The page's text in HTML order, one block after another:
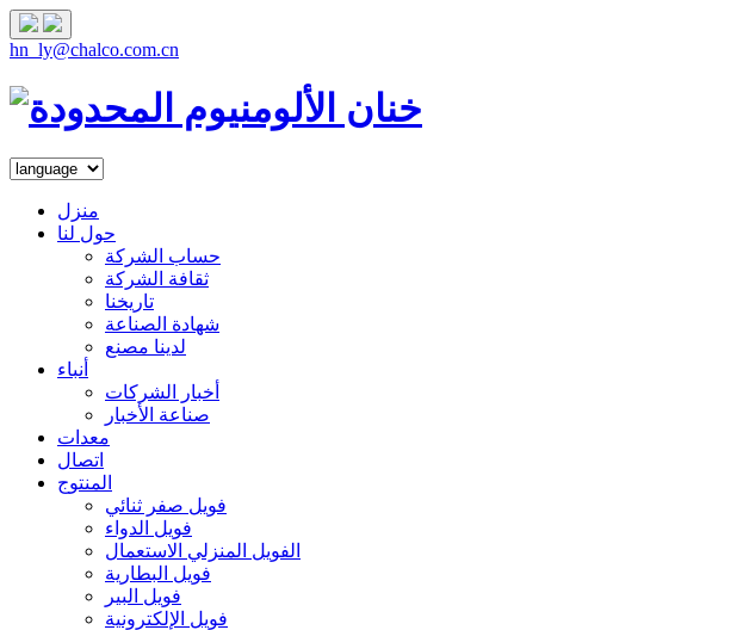
hn_ly@chalco.com.cn
منزل
حول لنا
حساب الشركة
ثقافة الشركة
تاريخنا
شهادة الصناعة
لدينا مصنع
أنباء
أخبار الشركات
صناعة الأخبار
معدات
اتصال
المنتوج
فويل صفر ثنائي
فويل الدواء
الفويل المنزلي الاستعمال
فويل البطارية
فويل البير
فويل الإلكترونية